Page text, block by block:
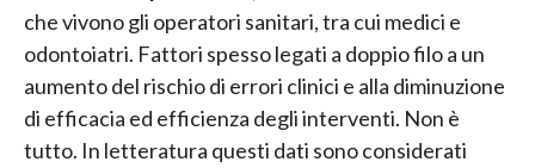
che vivono gli operatori sanitari, tra cui medici e
odontoiatri. Fattori spesso legati a doppio filo a un
aumento del rischio di errori clinici e alla diminuzione
di efficacia ed efficienza degli interventi. Non è
tutto. In letteratura questi dati sono considerati